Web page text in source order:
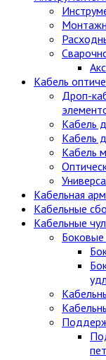
Кабель
Дроп-
Кабель
Кабель
Кабель
Кабельная
Кабельные
Кабельные
Боковые